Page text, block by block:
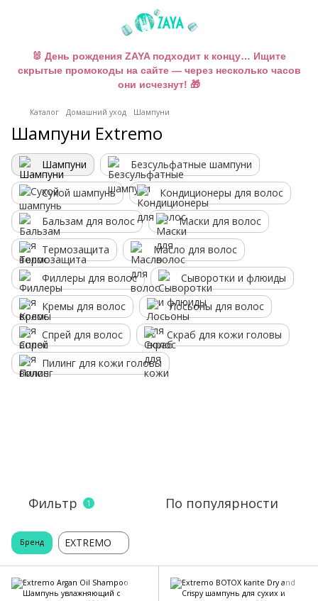
🐰 День рождения ZAYA подходит к концу… Ищите
скрытые промокоды на сайте — через несколько часов
они исчезнут! 🎁
Каталог Домашний уход Шампуни
Шампуни Extremo
Шампуни Безсульфатные шампуни
Сухой шампунь Кондиционеры для волос
Бальзам для волос Маски для волос
Термозащита Масло для волос
Филлеры для волос Сыворотки и флюиды
Кремы для волос Лосьоны для волос
Спрей для волос Скраб для кожи головы
Пилинг для кожи головы
Фильтр 1 По популярности
Бренд EXTREMO